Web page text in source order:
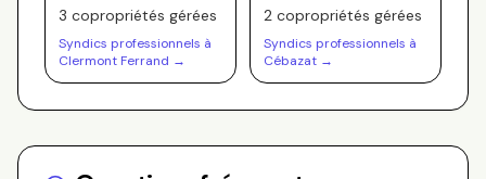
3 copropriétés gérées
Syndics professionnels à
Clermont Ferrand →
2 copropriétés gérées
Syndics professionnels à
Cébazat →